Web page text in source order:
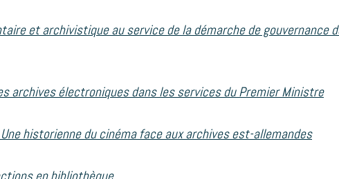
et archivistique au service de la démarche de gouvernance
archives électroniques dans les services du Premier Ministre
historienne du cinéma face aux archives est-allemandes